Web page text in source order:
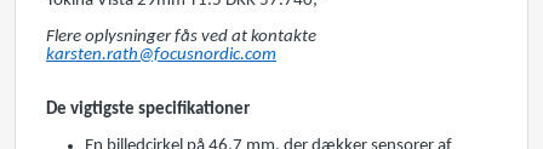
Flere oplysninger fås ved at kontakte
karsten.rath@focusnordic.com
De vigtigste specifikationer